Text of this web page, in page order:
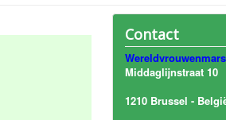
Contact
Wereldvrouwenmars
Middaglijnstraat 10
1210 Brussel -